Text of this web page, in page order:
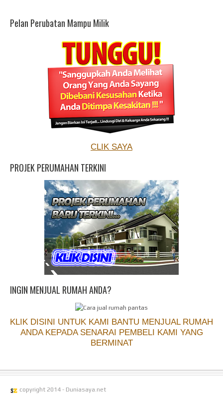
Pelan Perubatan Mampu Milik
CLIK SAYA
PROJEK PERUMAHAN TERKINI
INGIN MENJUAL RUMAH ANDA?
KLIK DISINI UNTUK KAMI BANTU MENJUAL RUMAH
ANDA KEPADA SENARAI PEMBELI KAMI YANG
BERMINAT
copyright 2014 - Duniasaya.net